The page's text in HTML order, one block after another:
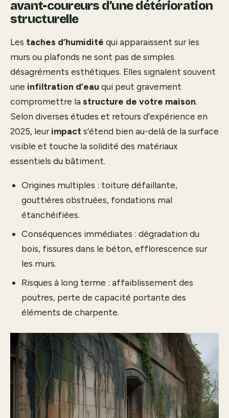
avant-coureurs d’une détérioration
structurelle
Les taches d’humidité qui apparaissent sur les
murs ou plafonds ne sont pas de simples
désagréments esthétiques. Elles signalent souvent
une infiltration d’eau qui peut gravement
compromettre lastructure de votre maison.
Selon diverses études et retours d’expérience en
2025, leurimpacts’étend bien au-delà de la surface
visible et touche la solidité des matériaux
essentiels du bâtiment.
Origines multiples : toiture défaillante,
gouttières obstruées, fondations mal
étanchéifiées.
Conséquences immédiates : dégradation du
bois, fissures dans le béton, efflorescence sur
les murs.
Risques à long terme : affaiblissement des
poutres, perte de capacité portante des
éléments de charpente.